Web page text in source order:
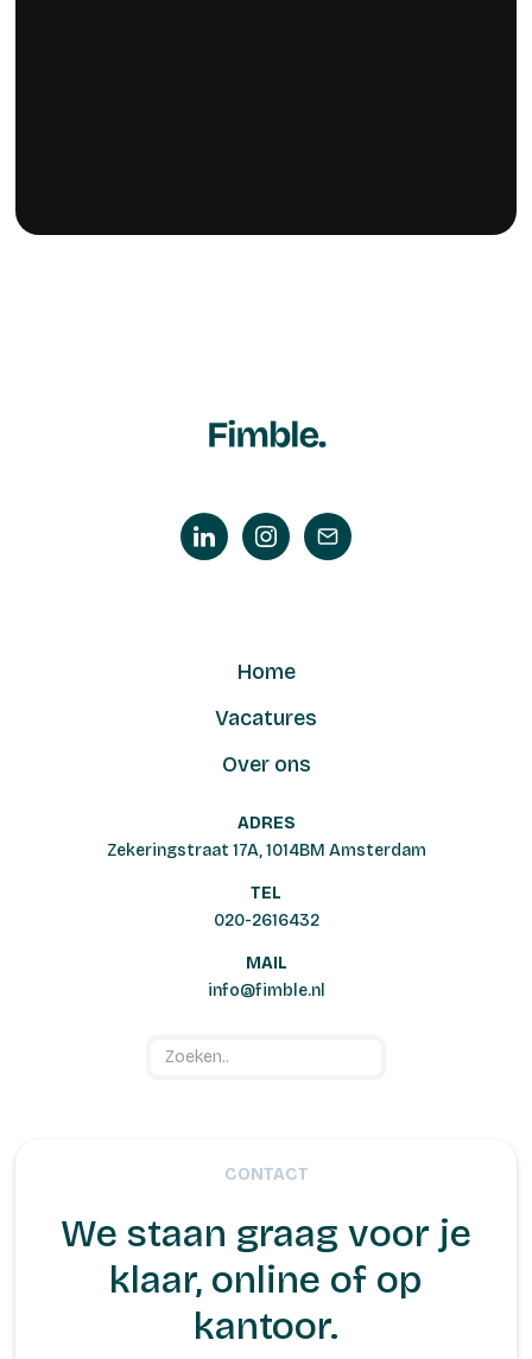
Home
Vacatures
Over ons
ADRES
Zekeringstraat 17A, 1014BM Amsterdam
TEL
020-2616432
MAIL
info@fimble.nl
CONTACT
We staan graag voor je
klaar, online of op
kantoor.